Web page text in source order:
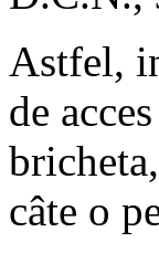
Astfel,
de
câte o